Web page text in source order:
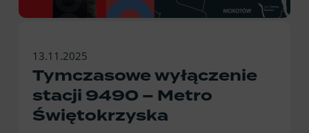
13.11.2025
Tymczasowe wyłączenie
stacji 9490 – Metro
Świętokrzyska